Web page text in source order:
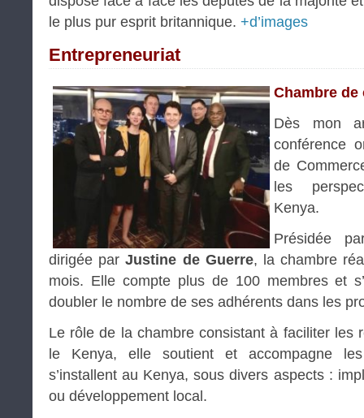
le plus pur esprit britannique. +d’images
Entrepreneuriat
Chambre de
Dès mon
conférence
de
les
Kenya.
Présidée
dirigée parJustine de Guerre, la chambre
mois. Elle compte plus de 100 membres et
doubler le nombre de ses adhérents dans les
Le rôle de la chambre consistant à faciliter les
le Kenya, elle soutient et accompagne
s’installent au Kenya, sous divers aspects :
ou développement local.